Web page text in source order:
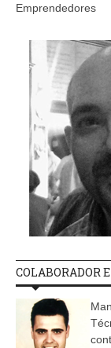
Emprendedores
COLABORADOR